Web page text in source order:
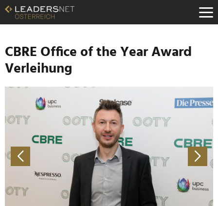
Zum
Inhalt
Zur
Navigation
Zur
Hauptnavigation
CBRE Office of the Year Award
Verleihung